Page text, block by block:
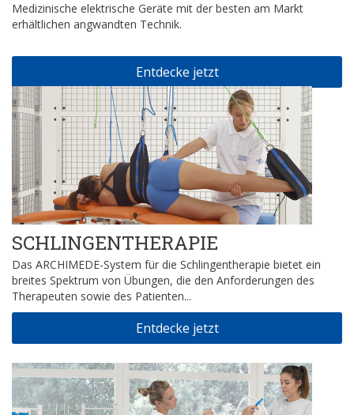
Medizinische elektrische Geräte mit der besten am Markt
erhältlichen angwandten Technik.
Entdecke jetzt
SCHLINGENTHERAPIE
Das ARCHIMEDE-System für die Schlingentherapie bietet ein
breites Spektrum von Übungen, die den Anforderungen des
Therapeuten sowie des Patienten...
Entdecke jetzt